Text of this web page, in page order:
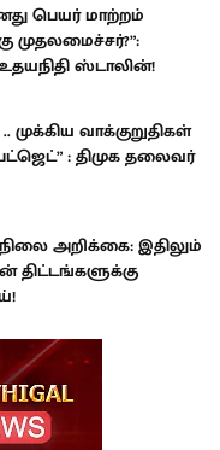
பெயர் மாற்றம்
முதலமைச்சர்?”:
ஸ்டாலின்!
முக்கிய வாக்குறுதிகள்
: திமுக தலைவர்
அறிக்கை: இதிலும்
திட்டங்களுக்கு